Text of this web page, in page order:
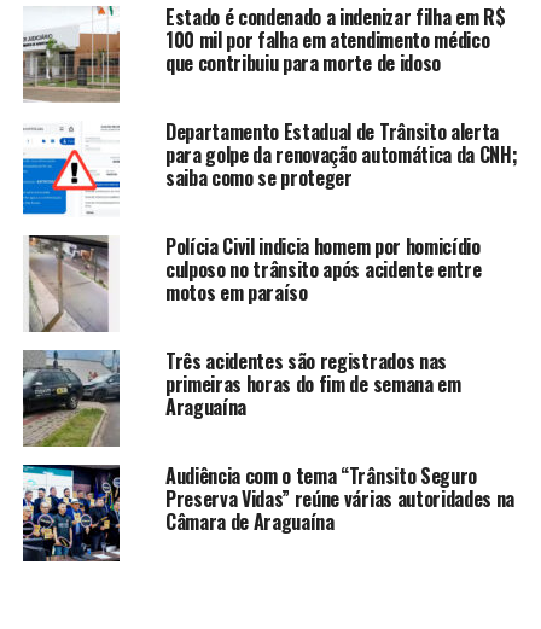
Estado é condenado a indenizar filha em R$
100 mil por falha em atendimento médico
que contribuiu para morte de idoso
Departamento Estadual de Trânsito alerta
para golpe da renovação automática da CNH;
saiba como se proteger
Polícia Civil indicia homem por homicídio
culposo no trânsito após acidente entre
motos em paraíso
Três acidentes são registrados nas
primeiras horas do fim de semana em
Araguaína
Audiência com o tema “Trânsito Seguro
Preserva Vidas” reúne várias autoridades na
Câmara de Araguaína